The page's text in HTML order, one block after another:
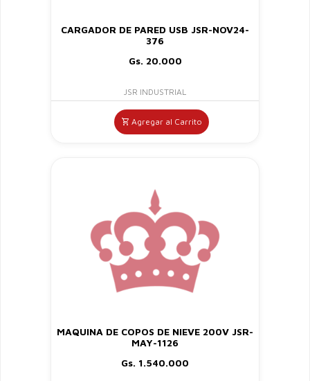
CARGADOR DE PARED USB JSR-NOV24-
376
Gs. 20.000
JSR INDUSTRIAL
Agregar al Carrito
MAQUINA DE COPOS DE NIEVE 200V JSR-
MAY-1126
Gs. 1.540.000